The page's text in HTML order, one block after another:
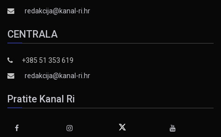
redakcija@kanal-ri.hr
CENTRALA
+385 51 353 619
redakcija@kanal-ri.hr
Pratite Kanal Ri